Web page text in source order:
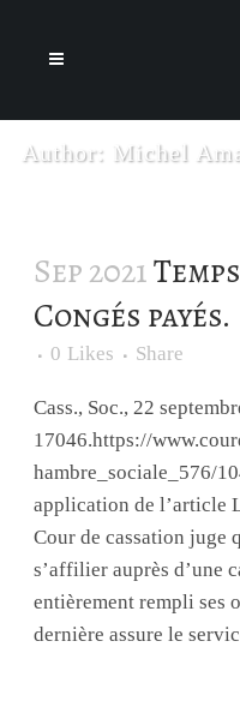
Author: Michel
Sep 2021
Congés payés.
0 Likes Share
Cass., Soc., 22
17046.https://
hambre_sociale_576/
application de l’article
Cour de cassation juge
s’affilier auprès d’une
entièrement rempli ses
dernière assure le